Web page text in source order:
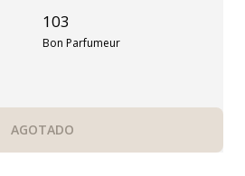
103
Bon Parfumeur
AGOTADO